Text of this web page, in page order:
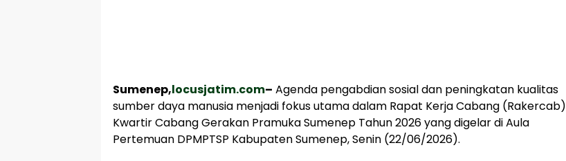
Sumenep,locusjatim.com– Agenda pengabdian sosial dan peningkatan kualitas
sumber daya manusia menjadi fokus utama dalam Rapat Kerja Cabang (Rakercab)
Kwartir Cabang Gerakan Pramuka Sumenep Tahun 2026 yang digelar di Aula
Pertemuan DPMPTSP Kabupaten Sumenep, Senin (22/06/2026).